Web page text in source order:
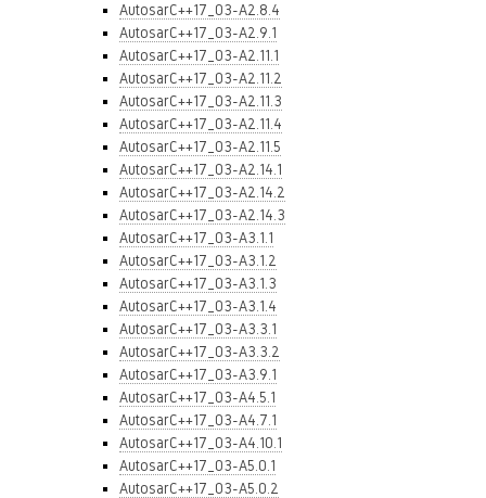
AutosarC++17_03-A2.8.4
AutosarC++17_03-A2.9.1
AutosarC++17_03-A2.11.1
AutosarC++17_03-A2.11.2
AutosarC++17_03-A2.11.3
AutosarC++17_03-A2.11.4
AutosarC++17_03-A2.11.5
AutosarC++17_03-A2.14.1
AutosarC++17_03-A2.14.2
AutosarC++17_03-A2.14.3
AutosarC++17_03-A3.1.1
AutosarC++17_03-A3.1.2
AutosarC++17_03-A3.1.3
AutosarC++17_03-A3.1.4
AutosarC++17_03-A3.3.1
AutosarC++17_03-A3.3.2
AutosarC++17_03-A3.9.1
AutosarC++17_03-A4.5.1
AutosarC++17_03-A4.7.1
AutosarC++17_03-A4.10.1
AutosarC++17_03-A5.0.1
AutosarC++17_03-A5.0.2